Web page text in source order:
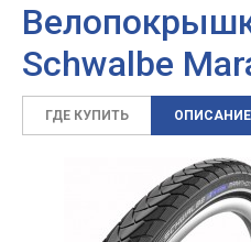
Schwalbe
ГДЕ КУПИТЬ ОПИСАНИЕ